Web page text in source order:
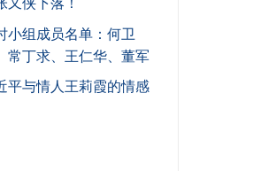
小组成员名单：何卫
常丁求、王仁华、董军
平与情人王莉霞的情感